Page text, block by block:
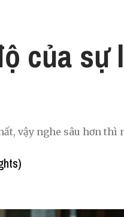
của sự
vậy nghe sâu hơn thì